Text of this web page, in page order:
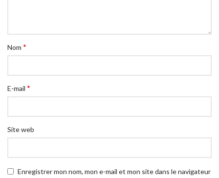
Nom *
E-mail *
Site web
Enregistrer mon nom, mon e-mail et mon site dans le navigateur